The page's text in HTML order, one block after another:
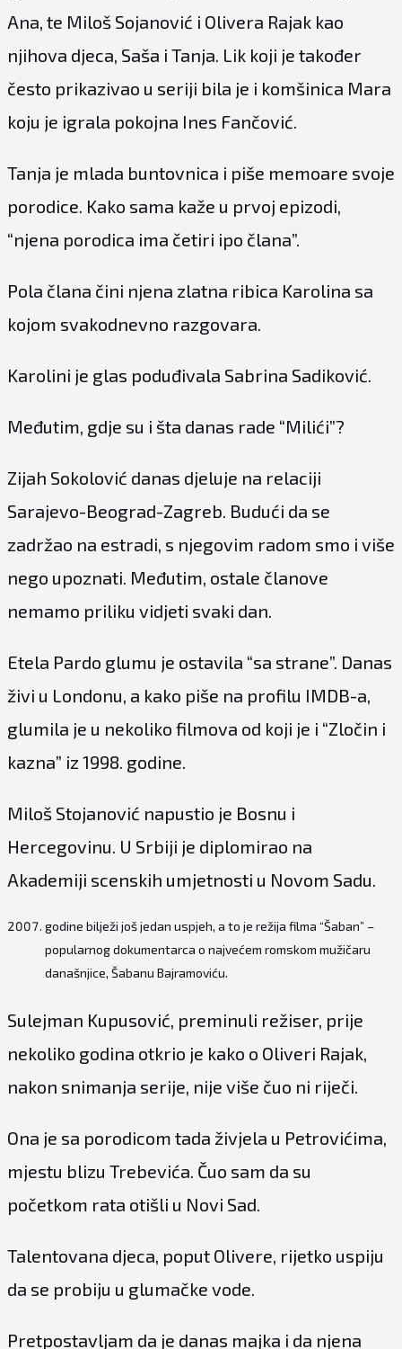
Ana, te Miloš Sojanović i Olivera Rajak kao
njihova djeca, Saša i Tanja. Lik koji je također
često prikazivao u seriji bila je i komšinica Mara
koju je igrala pokojna Ines Fančović.
Tanja je mlada buntovnica i piše memoare svoje
porodice. Kako sama kaže u prvoj epizodi,
“njena porodica ima četiri ipo člana”.
Pola člana čini njena zlatna ribica Karolina sa
kojom svakodnevno razgovara.
Karolini je glas poduđivala Sabrina Sadiković.
Međutim, gdje su i šta danas rade “Milići”?
Zijah Sokolović danas djeluje na relaciji
Sarajevo-Beograd-Zagreb. Budući da se
zadržao na estradi, s njegovim radom smo i više
nego upoznati. Međutim, ostale članove
nemamo priliku vidjeti svaki dan.
Etela Pardo glumu je ostavila “sa strane”. Danas
živi u Londonu, a kako piše na profilu IMDB-a,
glumila je u nekoliko filmova od koji je i “Zločin i
kazna” iz 1998. godine.
Miloš Stojanović napustio je Bosnu i
Hercegovinu. U Srbiji je diplomirao na
Akademiji scenskih umjetnosti u Novom Sadu.
godine bilježi još jedan uspjeh, a to je režija filma “Šaban” –
popularnog dokumentarca o najvećem romskom mužičaru
današnjice, Šabanu Bajramoviću.
Sulejman Kupusović, preminuli režiser, prije
nekoliko godina otkrio je kako o Oliveri Rajak,
nakon snimanja serije, nije više čuo ni riječi.
Ona je sa porodicom tada živjela u Petrovićima,
mjestu blizu Trebevića. Čuo sam da su
početkom rata otišli u Novi Sad.
Talentovana djeca, poput Olivere, rijetko uspiju
da se probiju u glumačke vode.
Pretpostavljam da je danas majka i da njena